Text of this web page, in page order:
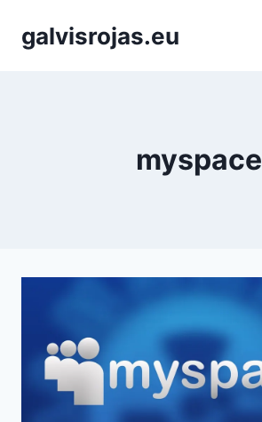
galvisrojas.eu
myspace